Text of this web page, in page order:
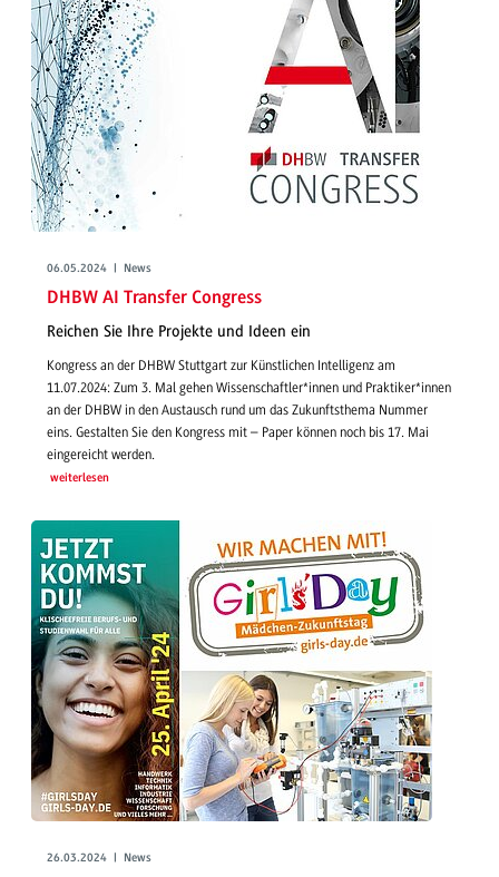
06.05.2024 | News
DHBW AI Transfer Congress
Reichen Sie Ihre Projekte und Ideen ein
Kongress an der DHBW Stuttgart zur Künstlichen Intelligenz am
11.07.2024: Zum 3. Mal gehen Wissenschaftler*innen und Praktiker*innen
an der DHBW in den Austausch rund um das Zukunftsthema Nummer
eins. Gestalten Sie den Kongress mit – Paper können noch bis 17. Mai
eingereicht werden.
weiterlesen
26.03.2024 | News